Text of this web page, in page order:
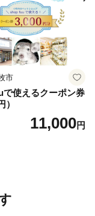
市
使えるクーポン券
）
11,000円